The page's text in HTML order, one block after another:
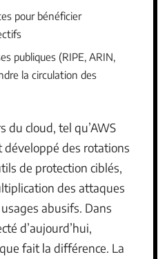
pour bénéficier
publiques (RIPE, ARIN,
la circulation des
du cloud, tel qu’AWS
développé des rotations
de protection ciblés,
des attaques
abusifs. Dans
d’aujourd’hui,
fait la différence. La